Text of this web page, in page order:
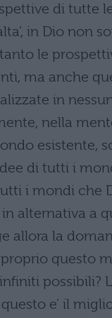
di tutte
in Dio non
le
ma anche
in
nella
esistente,
di tutti i
i mondi che
alternativa a
allora la
questo
possibili?
questo e’ il